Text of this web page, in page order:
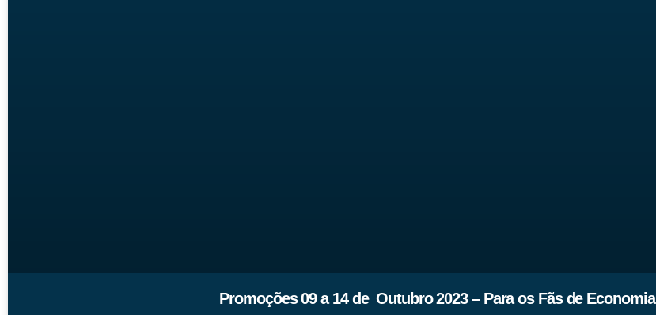
Promoções 09 a 14 de Outubro 2023 – Para os Fãs de Economia